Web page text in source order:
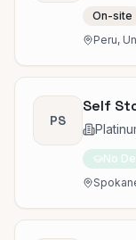
On-site
Peru,
PS
Self
No